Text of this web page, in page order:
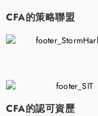
CFA的策略聯盟
CFA的認可資歷